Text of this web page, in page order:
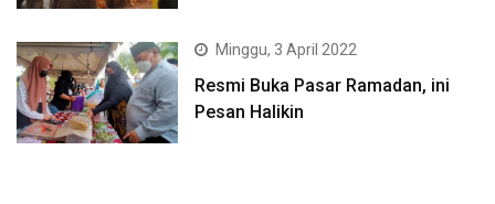
Minggu, 3 April 2022
Resmi Buka Pasar Ramadan, ini
Pesan Halikin